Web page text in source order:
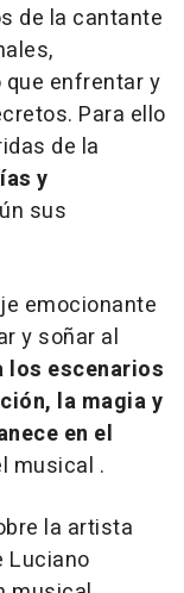
de la cantante
enfrentar y
Para ello
de la
y
sus
emocionante
y soñar al
los escenarios
la magia y
en el
musical .
la artista
Luciano